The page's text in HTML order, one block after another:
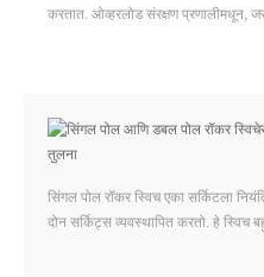
करतात. ओव्हरलोड संरक्षण प्रणालीमधून,
सिंगल पोल रॉकर स्विच एका सर्किटला
दोन सर्किट्स व्यवस्थापित करतो. हे